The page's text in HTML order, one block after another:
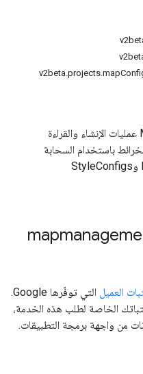
تتيح واجهة Map Management API عمليات الإنشاء والقراءة
باستخدام السحابة
الإلكترونية"، بما في ذلك MapConfigs وStyleConfigs
العميل
التي توفّرها Google.
الخاصة لطلب هذه الخدمة،
من واجهة برمجة التطبيقات.